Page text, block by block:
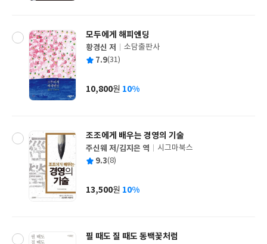
모두에게 해피엔딩
글
쓴
황경신 저
출
사
소담출판사
평 7.9(31)
가
10,800원 10%
조조에게 배우는 경영의 기술
글
쓴
주신웨 저/김지은 역
출
사
시그마북스
평 9.3(8)
가
13,500원 10%
필 때도 질 때도 동백꽃처럼